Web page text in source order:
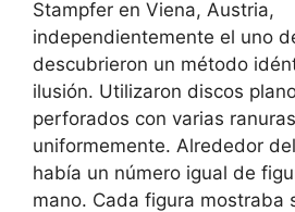
Stampfer en Viena, Austria,
independientemente el uno
descubrieron un método
ilusión. Utilizaron discos
perforados con varias
uniformemente. Alrededor
había un número igual de
mano. Cada figura mostraba